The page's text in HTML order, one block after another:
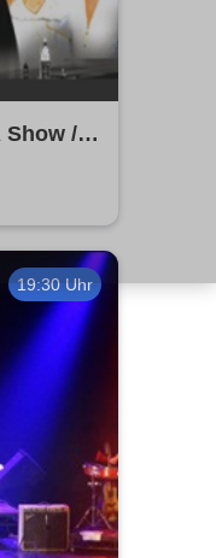
Show /
to
19:30 Uhr